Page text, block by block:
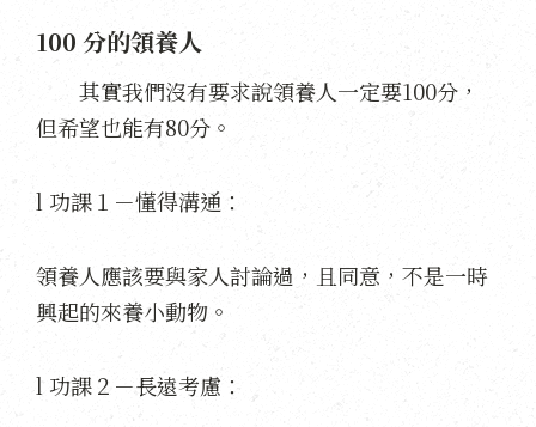
100 分的領養人
其實我們沒有要求說領養人一定要100分，
但希望也能有80分。
l 功課１－懂得溝通：
領養人應該要與家人討論過，且同意，不是一時
興起的來養小動物。
l 功課２－長遠考慮：